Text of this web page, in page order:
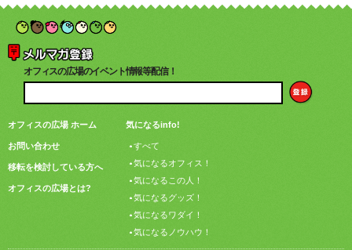
オフィスの広場のイベント情報等配信！
オフィスの広場 ホーム
お問い合わせ
移転を検討している方へ
オフィスの広場とは?
気になるinfo!
すべて
気になるオフィス！
気になるこの人！
気になるグッズ！
気になるワダイ！
気になるノウハウ！